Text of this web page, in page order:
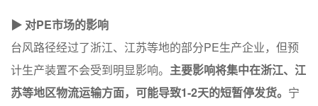
▶ 对PE市场的影响
台风路径经过了浙江、江苏等地的部分PE生产企业，但预
计生产装置不会受到明显影响。 主要影响将集中在浙江、江
苏等地区物流运输方面，可能导致1-2天的短暂停发货。 宁